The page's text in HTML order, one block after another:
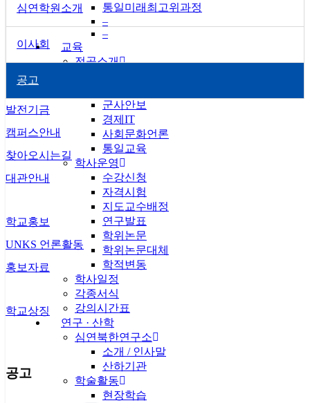
통일미래최고위과정
–
–
교육
전공소개
군사안보
경제IT
사회문화언론
통일교육
학사운영
수강신청
자격시험
지도교수배정
연구발표
학위논문
학위논문대체
학적변동
학사일정
각종서식
강의시간표
연구 · 산학
심연북한연구소
소개 / 인사말
산하기관
학술활동
현장학습
심연학원소개
이사회
공고
발전기금
캠퍼스안내
찾아오시는길
대관안내
학교홍보
UNKS 언론활동
홍보자료
학교상징
공고